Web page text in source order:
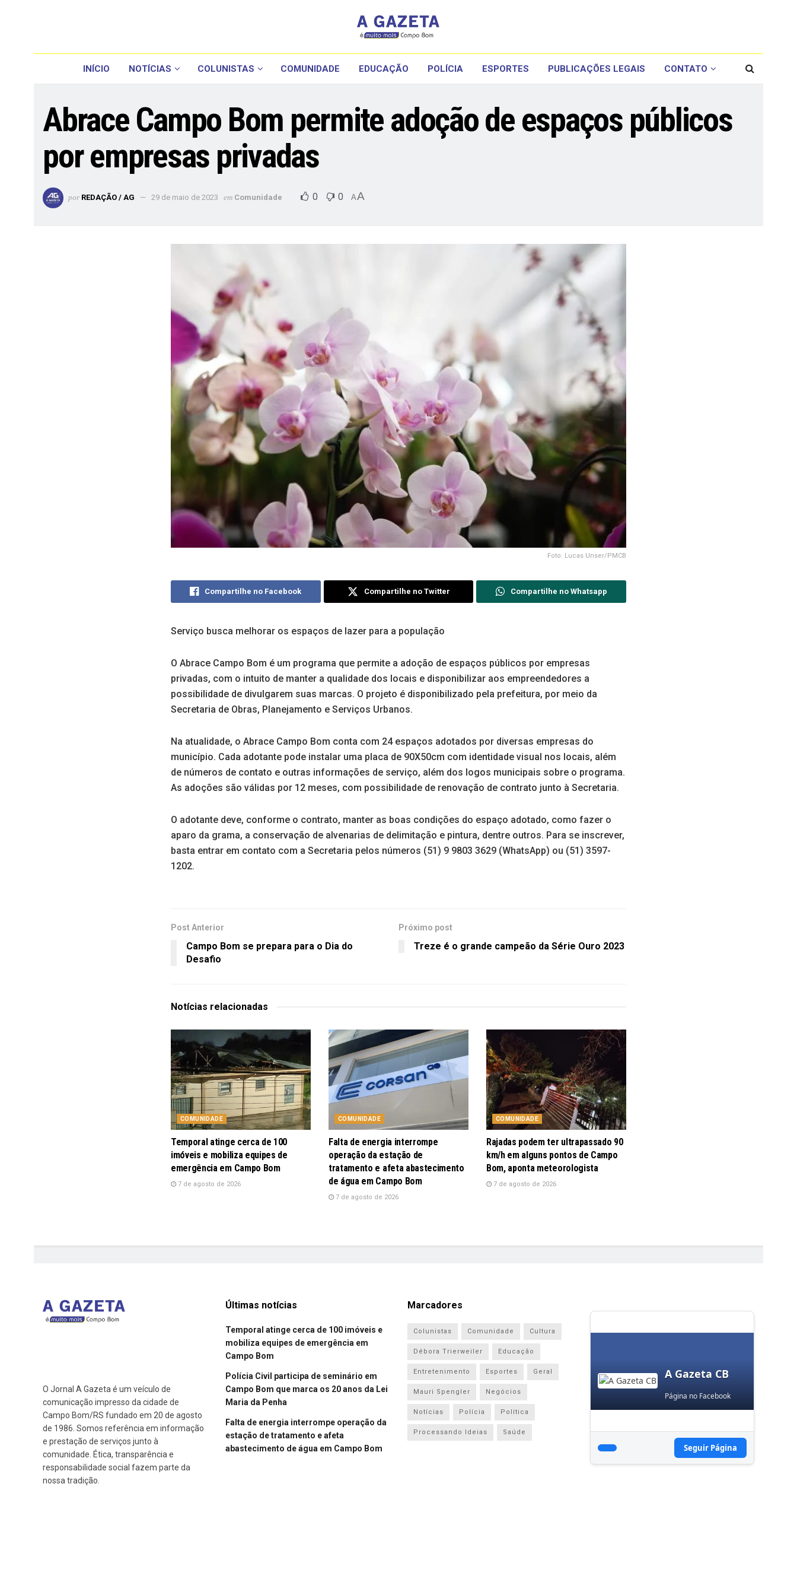
INÍCIO NOTÍCIAS COLUNISTAS COMUNIDADE EDUCAÇÃO POLÍCIA ESPORTES PUBLICAÇÕES LEGAIS CONTATO
Abrace Campo Bom permite adoção de espaços públicos
por empresas privadas
por REDAÇÃO / AG 29 de maio de 2023 em Comunidade 0 0 AA
Foto: Lucas Unser/PMCB
Compartilhe no Facebook Compartilhe no Twitter Compartilhe no Whatsapp
Serviço busca melhorar os espaços de lazer para a população
O Abrace Campo Bom é um programa que permite a adoção de espaços públicos por empresas
privadas, com o intuito de manter a qualidade dos locais e disponibilizar aos empreendedores a
possibilidade de divulgarem suas marcas. O projeto é disponibilizado pela prefeitura, por meio da
Secretaria de Obras, Planejamento e Serviços Urbanos.
Na atualidade, o Abrace Campo Bom conta com 24 espaços adotados por diversas empresas do
município. Cada adotante pode instalar uma placa de 90X50cm com identidade visual nos locais, além
de números de contato e outras informações de serviço, além dos logos municipais sobre o programa.
As adoções são válidas por 12 meses, com possibilidade de renovação de contrato junto à Secretaria.
O adotante deve, conforme o contrato, manter as boas condições do espaço adotado, como fazer o
aparo da grama, a conservação de alvenarias de delimitação e pintura, dentre outros. Para se inscrever,
basta entrar em contato com a Secretaria pelos números (51) 9 9803 3629 (WhatsApp) ou (51) 3597-
1202.
Post Anterior
Campo Bom se prepara para o Dia do
Desafio
Próximo post
Treze é o grande campeão da Série Ouro 2023
Notícias relacionadas
COMUNIDADE
Temporal atinge cerca de 100
imóveis e mobiliza equipes de
emergência em Campo Bom
7 de agosto de 2026
COMUNIDADE
Falta de energia interrompe
operação da estação de
tratamento e afeta abastecimento
de água em Campo Bom
7 de agosto de 2026
COMUNIDADE
Rajadas podem ter ultrapassado 90
km/h em alguns pontos de Campo
Bom, aponta meteorologista
7 de agosto de 2026
O Jornal A Gazeta é um veículo de
comunicação impresso da cidade de
Campo Bom/RS fundado em 20 de agosto
de 1986. Somos referência em informação
e prestação de serviços junto à
comunidade. Ética, transparência e
responsabilidade social fazem parte da
nossa tradição.
Últimas notícias
Temporal atinge cerca de 100 imóveis e
mobiliza equipes de emergência em
Campo Bom
Polícia Civil participa de seminário em
Campo Bom que marca os 20 anos da Lei
Maria da Penha
Falta de energia interrompe operação da
estação de tratamento e afeta
abastecimento de água em Campo Bom
Marcadores
Colunistas Comunidade Cultura
Débora Trierweiler Educação
Entretenimento Esportes Geral
Mauri Spengler Negócios
Notícias Polícia Política
Processando Ideias Saúde
A Gazeta CB
Página no Facebook
Seguir Página